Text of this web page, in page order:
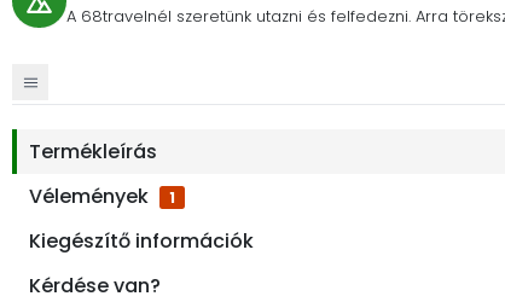
A 68travelnél szeretünk utazni és felfedezni. Arra
Termékleírás
Vélemények
1
Kiegészítő információk
Kérdése van?